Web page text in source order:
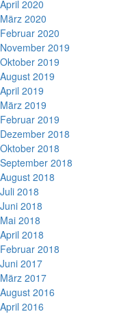
April 2020
März 2020
Februar 2020
November 2019
Oktober 2019
August 2019
April 2019
März 2019
Februar 2019
Dezember 2018
Oktober 2018
September 2018
August 2018
Juli 2018
Juni 2018
Mai 2018
April 2018
Februar 2018
Juni 2017
März 2017
August 2016
April 2016